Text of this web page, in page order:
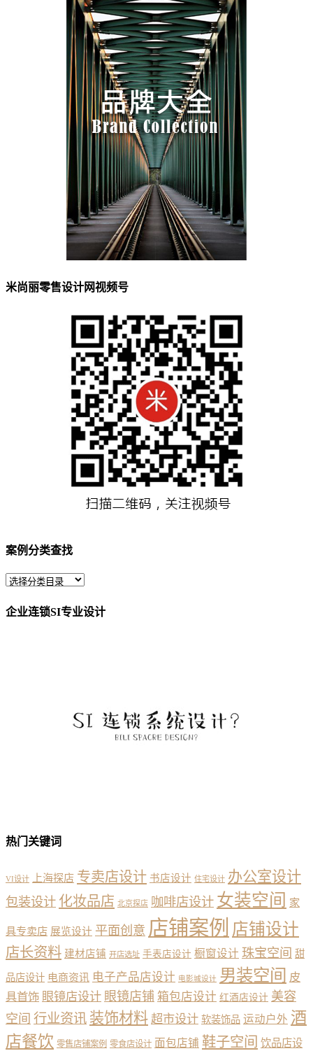
米尚丽零售设计网视频号
案例分类查找
企业连锁SI专业设计
热门关键词
VI设计 上海探店 专卖店设计 书店设计 住宅设计 办公室设计
包装设计 化妆品店 北京探店 咖啡店设计 女装空间 家
具专卖店 展览设计 平面创意 店铺案例 店铺设计
店长资料 建材店铺 开店选址 手表店设计 橱窗设计 珠宝空间 甜
品店设计 电商资讯 电子产品店设计 电影城设计 男装空间 皮
具首饰 眼镜店设计 眼镜店铺 箱包店设计 红酒店设计 美容
空间 行业资讯 装饰材料 超市设计 软装饰品 运动户外 酒
店餐饮 零售店铺案例 零食店设计 面包店铺 鞋子空间 饮品店设